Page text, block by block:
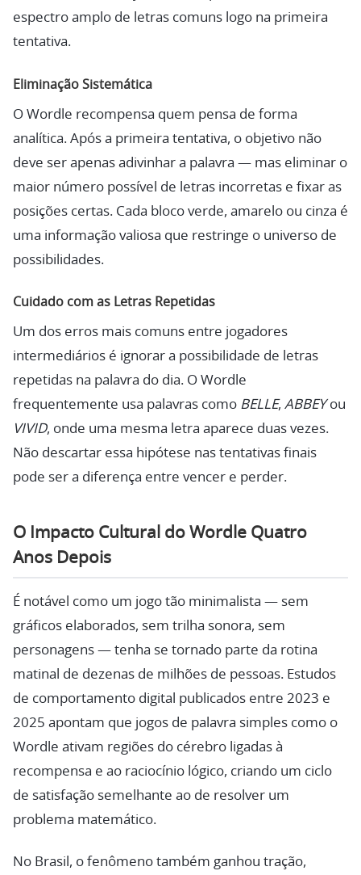
espectro amplo de letras comuns logo na primeira
tentativa.
Eliminação Sistemática
O Wordle recompensa quem pensa de forma
analítica. Após a primeira tentativa, o objetivo não
deve ser apenas adivinhar a palavra — mas eliminar o
maior número possível de letras incorretas e fixar as
posições certas. Cada bloco verde, amarelo ou cinza é
uma informação valiosa que restringe o universo de
possibilidades.
Cuidado com as Letras Repetidas
Um dos erros mais comuns entre jogadores
intermediários é ignorar a possibilidade de letras
repetidas na palavra do dia. O Wordle
frequentemente usa palavras como BELLE, ABBEYou
VIVID, onde uma mesma letra aparece duas vezes.
Não descartar essa hipótese nas tentativas finais
pode ser a diferença entre vencer e perder.
O Impacto Cultural do Wordle Quatro
Anos Depois
É notável como um jogo tão minimalista — sem
gráficos elaborados, sem trilha sonora, sem
personagens — tenha se tornado parte da rotina
matinal de dezenas de milhões de pessoas. Estudos
de comportamento digital publicados entre 2023 e
2025 apontam que jogos de palavra simples como o
Wordle ativam regiões do cérebro ligadas à
recompensa e ao raciocínio lógico, criando um ciclo
de satisfação semelhante ao de resolver um
problema matemático.
No Brasil, o fenômeno também ganhou tração,